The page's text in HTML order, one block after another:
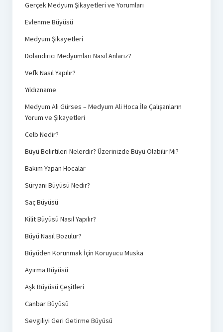
Gerçek Medyum Şikayetleri ve Yorumları
Evlenme Büyüsü
Medyum Şikayetleri
Dolandırıcı Medyumları Nasıl Anlarız?
Vefk Nasıl Yapılır?
Yıldızname
Medyum Ali Gürses – Medyum Ali Hoca İle Çalışanların
Yorum ve Şikayetleri
Celb Nedir?
Büyü Belirtileri Nelerdir? Üzerinizde Büyü Olabilir Mi?
Bakım Yapan Hocalar
Süryani Büyüsü Nedir?
Saç Büyüsü
Kilit Büyüsü Nasıl Yapılır?
Büyü Nasıl Bozulur?
Büyüden Korunmak İçin Koruyucu Muska
Ayırma Büyüsü
Aşk Büyüsü Çeşitleri
Canbar Büyüsü
Sevgiliyi Geri Getirme Büyüsü